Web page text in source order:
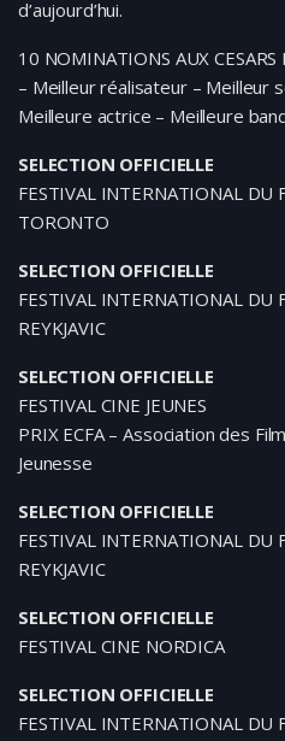
d’aujourd’hui.
10 NOMINATIONS AUX
– Meilleur réalisateur – Meilleur
Meilleure actrice – Meilleure
SELECTION OFFICIELLE
FESTIVAL INTERNATIONAL DU
TORONTO
SELECTION OFFICIELLE
FESTIVAL INTERNATIONAL DU
REYKJAVIC
SELECTION OFFICIELLE
FESTIVAL CINE JEUNES
PRIX ECFA – Association des
Jeunesse
SELECTION OFFICIELLE
FESTIVAL INTERNATIONAL DU
REYKJAVIC
SELECTION OFFICIELLE
FESTIVAL CINE NORDICA
SELECTION OFFICIELLE
FESTIVAL INTERNATIONAL DU